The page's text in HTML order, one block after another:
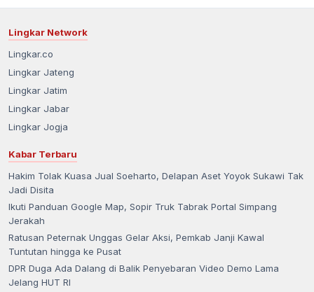
Lingkar Network
Lingkar.co
Lingkar Jateng
Lingkar Jatim
Lingkar Jabar
Lingkar Jogja
Kabar Terbaru
Hakim Tolak Kuasa Jual Soeharto, Delapan Aset Yoyok Sukawi Tak
Jadi Disita
Ikuti Panduan Google Map, Sopir Truk Tabrak Portal Simpang
Jerakah
Ratusan Peternak Unggas Gelar Aksi, Pemkab Janji Kawal
Tuntutan hingga ke Pusat
DPR Duga Ada Dalang di Balik Penyebaran Video Demo Lama
Jelang HUT RI